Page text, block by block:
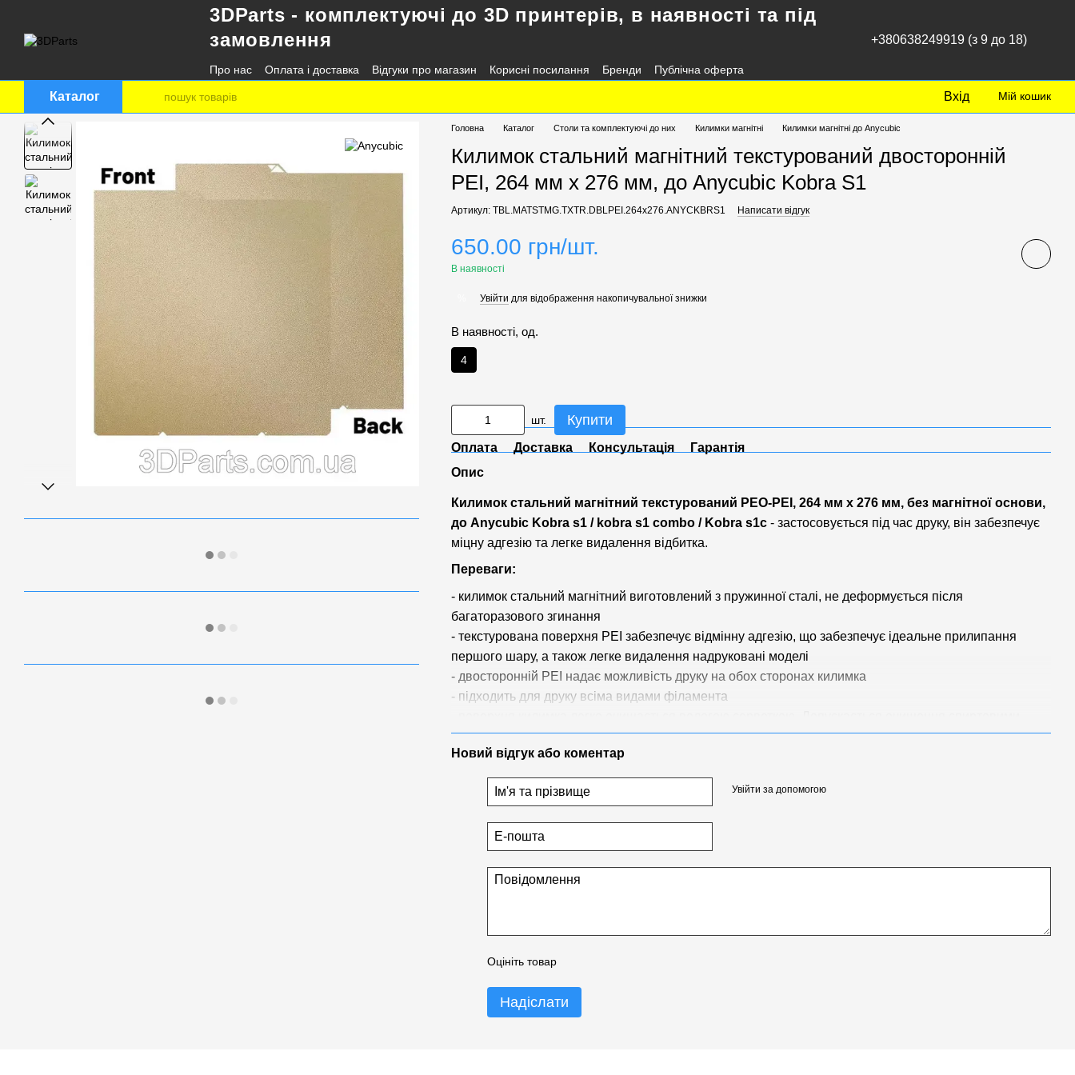
3DParts - комплектуючі до 3D принтерів, в наявності та під
замовлення
Про нас Оплата і доставка Відгуки про магазин Корисні посилання Бренди
Публічна оферта
+380638249919 (з 9 до 18)
Каталог Вхід Мій кошик
Головна Каталог Столи та комплектуючі до них Килимки магнітні Килимки магнітні до Anycubic
Килимок стальний магнітний текстурований двосторонній
PEI, 264 мм х 276 мм, до Anycubic Kobra S1
Артикул: TBL.MATSTMG.TXTR.DBLPEI.264x276.ANYCKBRS1 Написати відгук
650.00 грн/шт.
В наявності
Увійти для відображення накопичувальної знижки
В наявності, од.
4
шт. Купити
Оплата Доставка Консультація
Гарантія
Опис
Килимок стальний магнітний текстурований PEO-PEI, 264 мм х 276 мм, без магнітної основи,
до Anycubic Kobra s1 / kobra s1 combo / Kobra s1c - застосовується під час друку, він забезпечує
міцну адгезію та легке видалення відбитка.
Переваги:
- килимок стальний магнітний виготовлений з пружинної сталі, не деформується після
багаторазового згинання
- текстурована поверхня PEI забезпечує відмінну адгезію, що забезпечує ідеальне прилипання
першого шару, а також легке видалення надруковані моделі
- двосторонній PEI надає можливість друку на обох сторонах килимка
- підходить для друку всіма видами філамента
мийними засобами
Основні характеристики:
- Матеріал поверхні:сталь з двостороннім текстурованим PEI-покриттям
- Розмір:264 x 276 мм
- Сумісність:Anycubic Kobra S1
- Товщина сталевої пластини:
Забудьте про проблеми з першим шаром та складним зняттям моделей! Цей PEI-стіл
Новий відгук або коментар
Увійти за допомогою
Оцініть товар
Надіслати